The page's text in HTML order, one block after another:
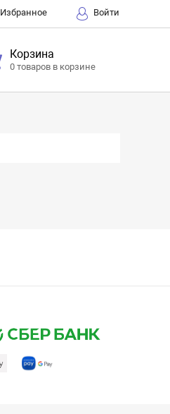
Избранное Войти
Корзина
0 товаров в корзине